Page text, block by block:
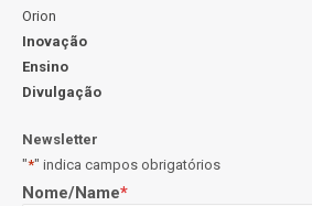
Orion
Inovação
Ensino
Divulgação
Newsletter
"*" indica campos obrigatórios
Nome/Name*